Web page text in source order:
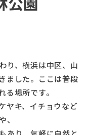
り、横浜は中区、山
ました。ここは普段
る場所です。
ヤキ、イチョウなど
、